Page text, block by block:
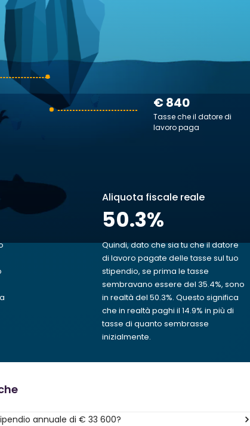
€ 840
Tasse che il datore di
lavoro paga
Aliquota fiscale reale
50.3%
Quindi, dato che sia tu che il datore
di lavoro pagate delle tasse sul tuo
stipendio, se prima le tasse
sembravano essere del 35.4%, sono
in realtà del 50.3%. Questo significa
che in realtà paghi il 14.9% in più di
tasse di quanto sembrasse
inizialmente.
annuale di € 33 600?